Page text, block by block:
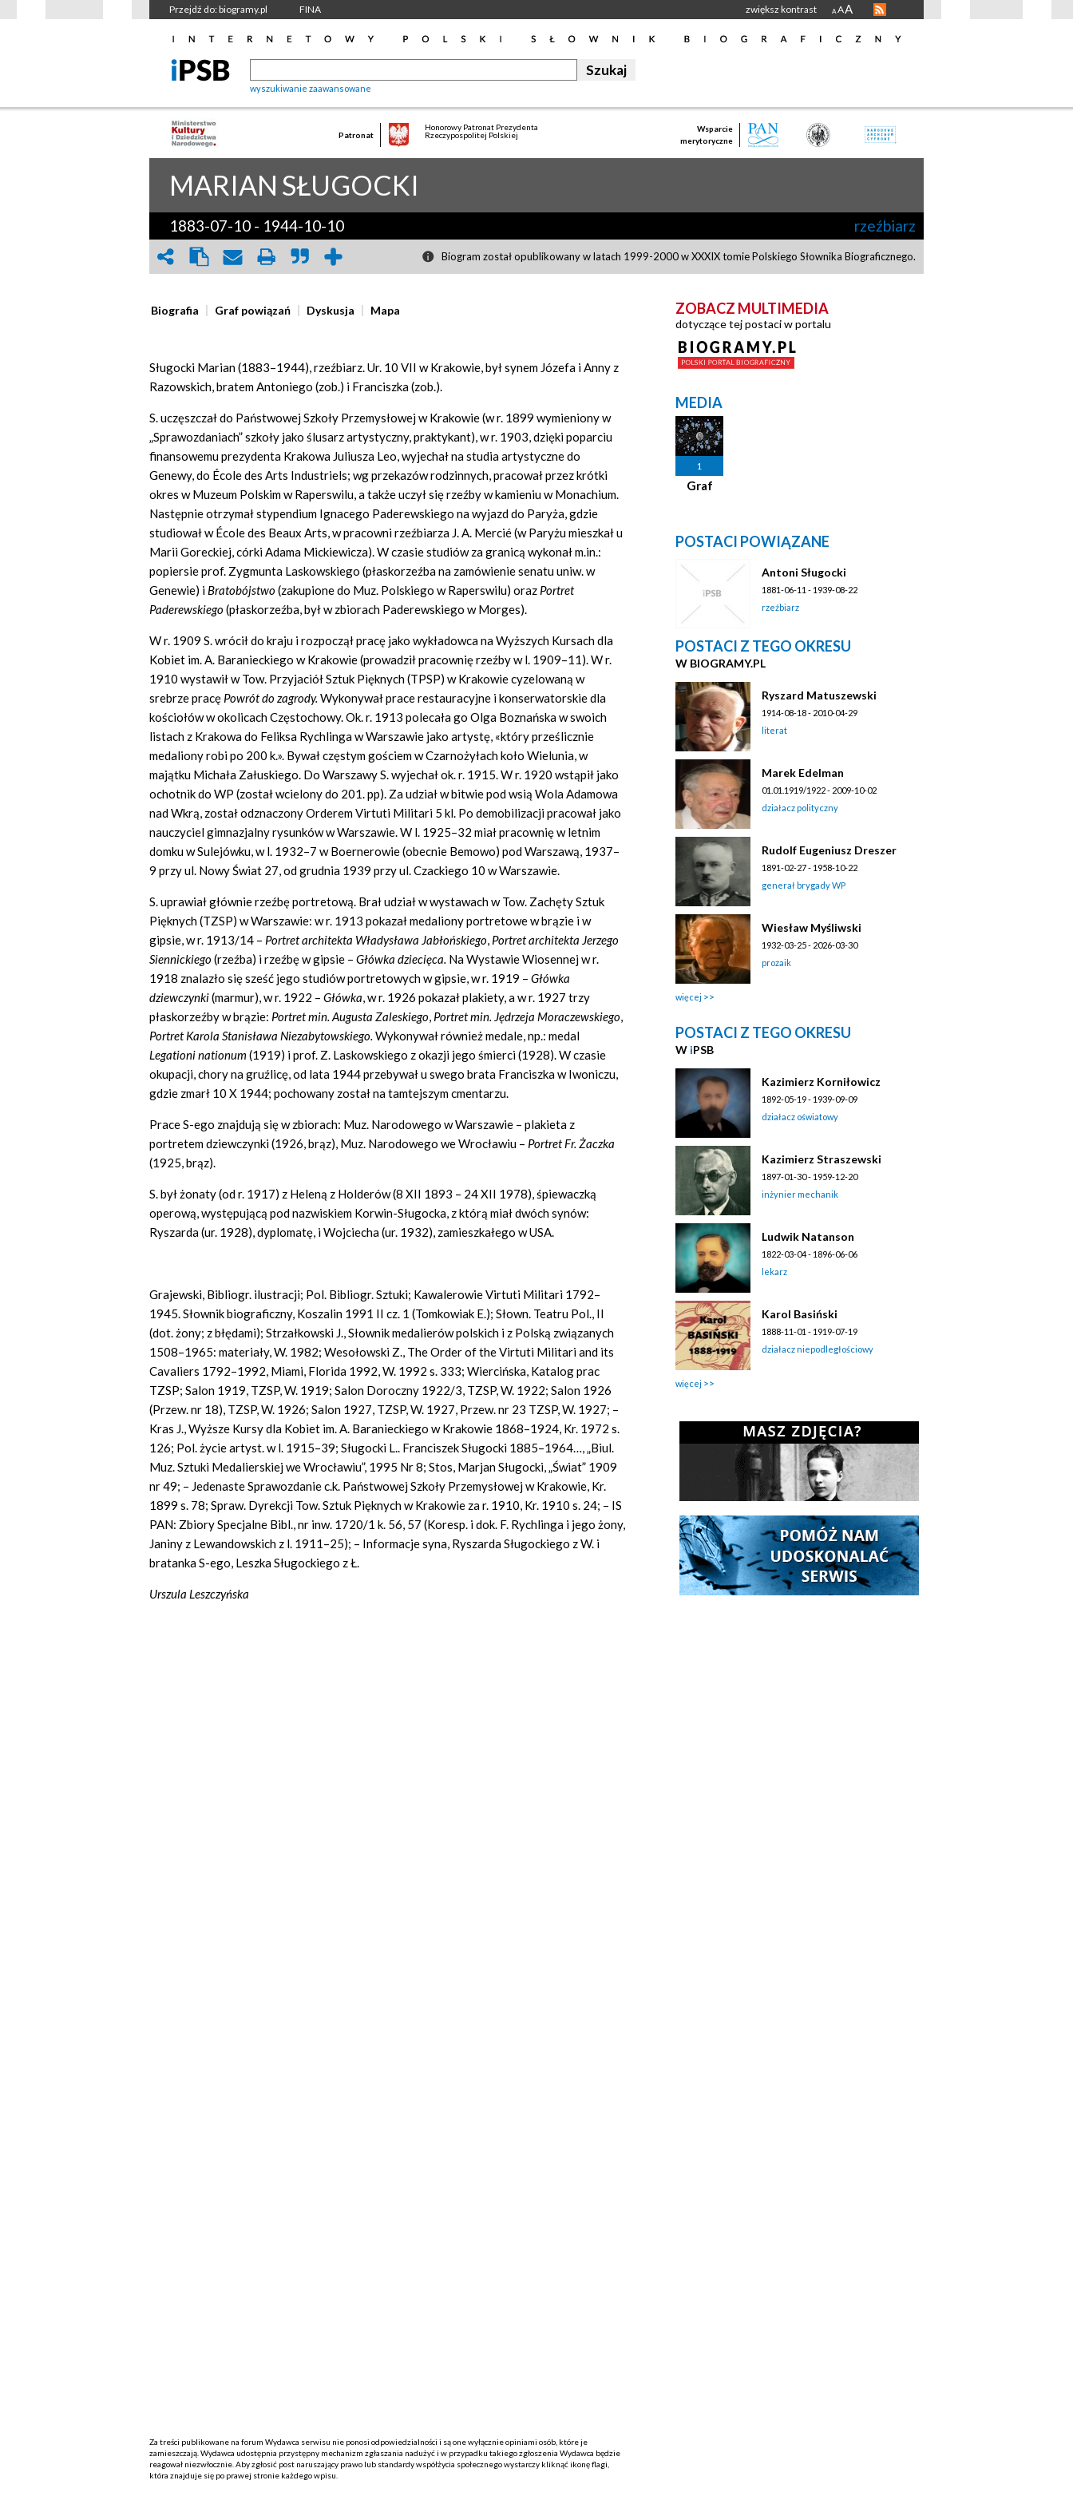
Przejdź do: biogramy.pl FINA zwiększ kontrast A AA
wyszukiwanie zaawansowane
Patronat
Honorowy Patronat Prezydenta
Rzeczypospolitej Polskiej
Wsparcie
merytoryczne
MARIAN SŁUGOCKI
1883-07-10 - 1944-10-10 rzeźbiarz
Biogram został opublikowany w latach 1999-2000 w XXXIX tomie Polskiego Słownika Biograficznego.
Biografia Graf powiązań Dyskusja Mapa
Sługocki Marian (1883–1944), rzeźbiarz. Ur. 10 VII w Krakowie, był synem Józefa i Anny z
Razowskich, bratem Antoniego (zob.) i Franciszka (zob.).
S. uczęszczał do Państwowej Szkoły Przemysłowej w Krakowie (w r. 1899 wymieniony w
„Sprawozdaniach” szkoły jako ślusarz artystyczny, praktykant), w r. 1903, dzięki poparciu
finansowemu prezydenta Krakowa Juliusza Leo, wyjechał na studia artystyczne do
Genewy, do École des Arts Industriels; wg przekazów rodzinnych, pracował przez krótki
okres w Muzeum Polskim w Raperswilu, a także uczył się rzeźby w kamieniu w Monachium.
Następnie otrzymał stypendium Ignacego Paderewskiego na wyjazd do Paryża, gdzie
studiował w École des Beaux Arts, w pracowni rzeźbiarza J. A. Mercié (w Paryżu mieszkał u
Marii Goreckiej, córki Adama Mickiewicza). W czasie studiów za granicą wykonał m.in.:
popiersie prof. Zygmunta Laskowskiego (płaskorzeźba na zamówienie senatu uniw. w
Genewie) i Bratobójstwo(zakupione do Muz. Polskiego w Raperswilu) oraz Portret
Paderewskiego(płaskorzeźba, był w zbiorach Paderewskiego w Morges).
W r. 1909 S. wrócił do kraju i rozpoczął pracę jako wykładowca na Wyższych Kursach dla
Kobiet im. A. Baranieckiego w Krakowie (prowadził pracownię rzeźby w l. 1909–11). W r.
1910 wystawił w Tow. Przyjaciół Sztuk Pięknych (TPSP) w Krakowie cyzelowaną w
srebrze pracę Powrót do zagrody. Wykonywał prace restauracyjne i konserwatorskie dla
kościołów w okolicach Częstochowy. Ok. r. 1913 polecała go Olga Boznańska w swoich
listach z Krakowa do Feliksa Rychlinga w Warszawie jako artystę, «który prześlicznie
medaliony robi po 200 k.». Bywał częstym gościem w Czarnożyłach koło Wielunia, w
majątku Michała Załuskiego. Do Warszawy S. wyjechał ok. r. 1915. W r. 1920 wstąpił jako
ochotnik do WP (został wcielony do 201. pp). Za udział w bitwie pod wsią Wola Adamowa
nad Wkrą, został odznaczony Orderem Virtuti Militari 5 kl. Po demobilizacji pracował jako
nauczyciel gimnazjalny rysunków w Warszawie. W l. 1925–32 miał pracownię w letnim
domku w Sulejówku, w l. 1932–7 w Boernerowie (obecnie Bemowo) pod Warszawą, 1937–
9 przy ul. Nowy Świat 27, od grudnia 1939 przy ul. Czackiego 10 w Warszawie.
S. uprawiał głównie rzeźbę portretową. Brał udział w wystawach w Tow. Zachęty Sztuk
Pięknych (TZSP) w Warszawie: w r. 1913 pokazał medaliony portretowe w brązie i w
gipsie, w r. 1913/14 – Portret architekta Władysława Jabłońskiego, Portret architekta Jerzego
Siennickiego(rzeźba) i rzeźbę w gipsie – Główka dziecięca. Na Wystawie Wiosennej w r.
1918 znalazło się sześć jego studiów portretowych w gipsie, w r. 1919 – Główka
dziewczynki(marmur), w r. 1922 – Główka,w r. 1926 pokazał plakiety, a w r. 1927 trzy
płaskorzeźby w brązie: Portret min. Augusta Zaleskiego, Portret min. Jędrzeja Moraczewskiego,
Portret Karola Stanisława Niezabytowskiego. Wykonywał również medale, np.: medal
Legationi nationum (1919) i prof. Z. Laskowskiego z okazji jego śmierci (1928). W czasie
okupacji, chory na gruźlicę, od lata 1944 przebywał u swego brata Franciszka w Iwoniczu,
gdzie zmarł 10 X 1944; pochowany został na tamtejszym cmentarzu.
Prace S-ego znajdują się w zbiorach: Muz. Narodowego w Warszawie – plakieta z
portretem dziewczynki (1926, brąz), Muz. Narodowego we Wrocławiu – Portret Fr. Żaczka
(1925, brąz).
S. był żonaty (od r. 1917) z Heleną z Holderów (8 XII 1893 – 24 XII 1978), śpiewaczką
operową, występującą pod nazwiskiem Korwin-Sługocka, z którą miał dwóch synów:
Ryszarda (ur. 1928), dyplomatę, i Wojciecha (ur. 1932), zamieszkałego w USA.
Grajewski, Bibliogr. ilustracji; Pol. Bibliogr. Sztuki; Kawalerowie Virtuti Militari 1792–
1945. Słownik biograficzny, Koszalin 1991 II cz. 1 (Tomkowiak E.); Słown. Teatru Pol., II
(dot. żony; z błędami); Strzałkowski J., Słownik medalierów polskich i z Polską związanych
1508–1965: materiały, W. 1982; Wesołowski Z., The Order of the Virtuti Militari and its
Cavaliers 1792–1992, Miami, Florida 1992, W. 1992 s. 333; Wiercińska, Katalog prac
TZSP; Salon 1919, TZSP, W. 1919; Salon Doroczny 1922/3, TZSP, W. 1922; Salon 1926
(Przew. nr 18), TZSP, W. 1926; Salon 1927, TZSP, W. 1927, Przew. nr 23 TZSP, W. 1927; –
Kras J., Wyższe Kursy dla Kobiet im. A. Baranieckiego w Krakowie 1868–1924, Kr. 1972 s.
126; Pol. życie artyst. w l. 1915–39; Sługocki L.. Franciszek Sługocki 1885–1964…, „Biul.
Muz. Sztuki Medalierskiej we Wrocławiu”, 1995 Nr 8; Stos, Marjan Sługocki, „Świat” 1909
nr 49; – Jedenaste Sprawozdanie c.k. Państwowej Szkoły Przemysłowej w Krakowie, Kr.
1899 s. 78; Spraw. Dyrekcji Tow. Sztuk Pięknych w Krakowie za r. 1910, Kr. 1910 s. 24; – IS
PAN: Zbiory Specjalne Bibl., nr inw. 1720/1 k. 56, 57 (Koresp. i dok. F. Rychlinga i jego żony,
Janiny z Lewandowskich z l. 1911–25); – Informacje syna, Ryszarda Sługockiego z W. i
bratanka S-ego, Leszka Sługockiego z Ł.
Urszula Leszczyńska
Za treści publikowane na forum Wydawca serwisu nie ponosi odpowiedzialności i są one wyłącznie opiniami osób, które je
zamieszczają. Wydawca udostępnia przystępny mechanizm zgłaszania nadużyć i w przypadku takiego zgłoszenia Wydawca będzie
reagował niezwłocznie. Aby zgłosić post naruszający prawo lub standardy współżycia społecznego wystarczy kliknąć ikonę flagi,
która znajduje się po prawej stronie każdego wpisu.
ZOBACZ MULTIMEDIA
dotyczące tej postaci w portalu
MEDIA
1
Graf
POSTACI POWIĄZANE
Antoni Sługocki
1881-06-11 - 1939-08-22
rzeźbiarz
POSTACI Z TEGO OKRESU
W BIOGRAMY.PL
Ryszard Matuszewski
1914-08-18 - 2010-04-29
literat
Marek Edelman
01.01.1919/1922 - 2009-10-02
działacz polityczny
Rudolf Eugeniusz Dreszer
1891-02-27 - 1958-10-22
generał brygady WP
Wiesław Myśliwski
1932-03-25 - 2026-03-30
prozaik
więcej
POSTACI Z TEGO OKRESU
W iPSB
Kazimierz Korniłowicz
1892-05-19 - 1939-09-09
działacz oświatowy
Kazimierz Straszewski
1897-01-30 - 1959-12-20
inżynier mechanik
Ludwik Natanson
1822-03-04 - 1896-06-06
lekarz
Karol Basiński
1888-11-01 - 1919-07-19
działacz niepodległościowy
więcej